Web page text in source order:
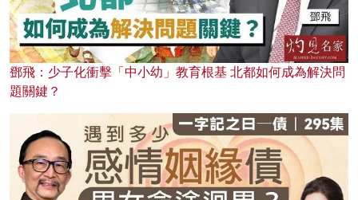
鄧飛：少子化衝擊「中小幼」教育根基 北都如何成為解決問
題關鍵？